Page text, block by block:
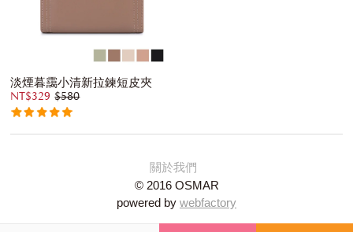
淡煙暮靄小清新拉鍊短皮夾
NT$329 $580
關於我們
© 2016 OSMAR
powered by webfactory